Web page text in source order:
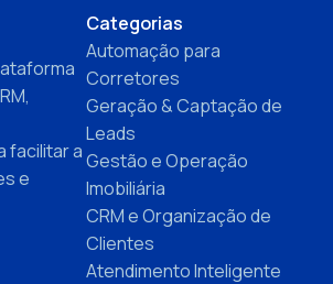
facilitar a
e
Categorias
Automação para
Corretores
Geração & Captação de
Leads
Gestão e Operação
Imobiliária
CRM e Organização de
Clientes
Atendimento Inteligente